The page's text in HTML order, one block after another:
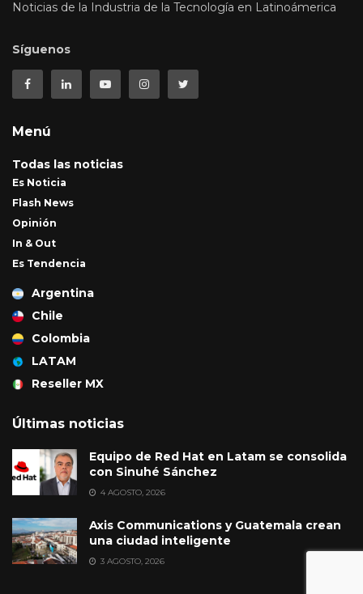
Noticias de la Industria de la Tecnología en Latinoámerica
Síguenos
Menú
Todas las noticias
Es Noticia
Flash News
Opinión
In & Out
Es Tendencia
Argentina
Chile
Colombia
LATAM
Reseller MX
Últimas noticias
Equipo de Red Hat en Latam se consolida
con Sinuhé Sánchez
4 AGOSTO, 2026
Axis Communications y Guatemala crean
una ciudad inteligente
3 AGOSTO, 2026